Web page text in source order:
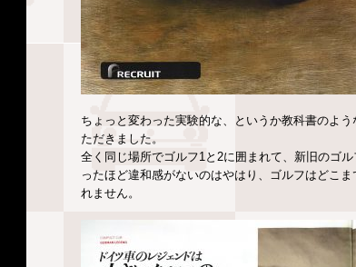
ちょっと変わった実験的な、というか教科書のよ
ただきました。
全く同じ場所でゴルフ1と2に囲まれて、新旧のゴ
ったほど違和感がないのはやはり、ゴルフはどこ
れません。